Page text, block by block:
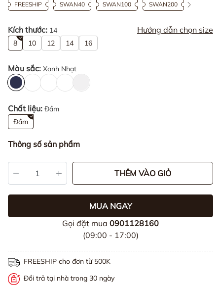
FREESHIP SWAN40 SWAN100 SWAN200
Kích thước: 14 Hướng dẫn chọn size
8 10 12 14 16
Màu sắc: Xanh Nhạt
Chất liệu: Đầm
Đầm
Thông số sản phẩm
THÊM VÀO GIỎ
MUA NGAY
Gọi đặt mua 0901128160
(09:00 - 17:00)
FREESHIP cho đơn từ 500K
Đổi trả tại nhà trong 30 ngày